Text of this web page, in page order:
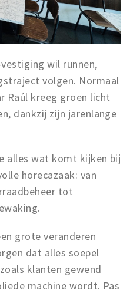
wil runnen,
volgen. Normaal
Raúl kreeg groen licht
dankzij zijn jarenlange
alles wat komt kijken bij
horecazaak: van
tot
grote veranderen
dat alles soepel
klanten gewend
machine wordt. Pas